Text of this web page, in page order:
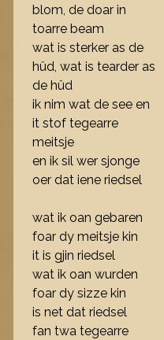
blom, de doar in
toarre beam
wat is sterker as de
hûd, wat is tearder as
de hûd
ik nim wat de see en
it stof tegearre
meitsje
en ik sil wer sjonge
oer dat iene riedsel
wat ik oan gebaren
foar dy meitsje kin
it is gjin riedsel
wat ik oan wurden
foar dy sizze kin
is net dat riedsel
fan twa tegearre